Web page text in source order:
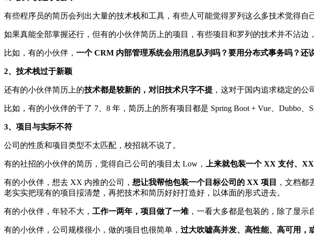
有些程序员的简历会列出大量的技术栈和工具，有些人可能觉得罗列这么多技术觉得
如果真能全部掌握还行，但有的小伙伴简历上的项目，有些项目和罗列的技术并不沾
比如，有的小伙伴， 一个 CRM 内部管理系统会用消息队列吗？要用分布式事务吗？还
2、技术栈过于新颖
还有的小伙伴简历上的技术都是较新的，对旧技术只字不提 ，这对于国内追求稳定的
比如，有的小伙伴的干了 7、8 年，简历上的所有项目都是 Spring Boot + Vue、Dubbo
3、项目与实际不符
公司的性质和项目类型不太匹配，校招就不说了。
有的社招的小伙伴的简历，觉得自己公司的项目太 Low， 上来就包装一个 XX 支付、
有的小伙伴，想去 XX 内推的公司， 想让我帮他包装一个目标公司的 XX 项目
，文档
老实实把现有的项目挼清楚，再把技术和简历好好打造好，以体面的形式进去。
有的小伙伴，年轻不大， 工作一两年，项目做了一堆 ，一看大多都是包装的，除了显
有的小伙伴，公司规模很小，做的项目也很简单， 过大吹嘘高并发、高性能、高可用，